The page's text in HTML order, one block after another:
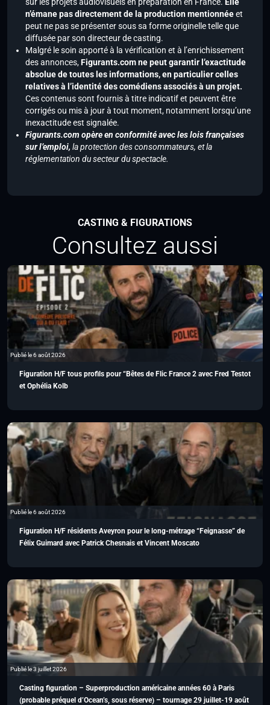
n’émane pas directement de la production mentionnéeet
peut ne pas se présenter sous sa forme originelle telle que
diffusée par son directeur de casting.
Malgré le soin apporté à la vérification et à l’enrichissement
des annonces,Figurants.com ne peut garantir l’exactitude
absolue de toutes les informations, en particulier celles
relatives à l’identité des comédiens associés à un projet.
Ces contenus sont fournis à titre indicatif et peuvent être
corrigés ou mis à jour à tout moment, notamment lorsqu’une
inexactitude est signalée.
Figurants.com opère en conformité avec les lois françaises
sur l’emploi, la protection des consommateurs, et la
réglementation du secteur du spectacle.
CASTING & FIGURATIONS
Consultez aussi
Publié le 6 août 2026
Figuration H/F tous profils pour “Bêtes de Flic France 2 avec Fred Testot
et Ophélia Kolb
Publié le 6 août 2026
Figuration H/F résidents Aveyron pour le long-métrage “Feignasse” de
Félix Guimard avec Patrick Chesnais et Vincent Moscato
Publié le 3 juillet 2026
Casting figuration – Superproduction américaine années 60 à Paris
(probable préquel d’Ocean’s, sous réserve) – tournage 29 juillet-19 août